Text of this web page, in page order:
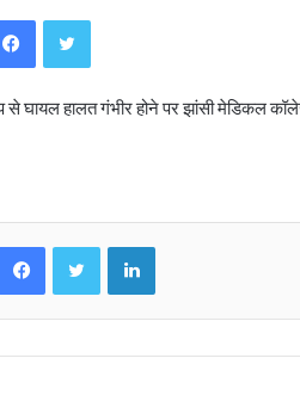
FacebookTwitter
घायल हालत गंभीर होने पर झांसी मेडिकल
FacebookTwitter LinkedIn